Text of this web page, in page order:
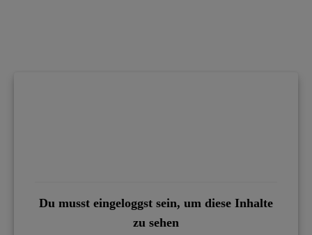
Du musst eingeloggst sein, um diese Inhalte
zu sehen